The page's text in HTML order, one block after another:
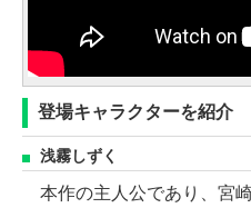
登場キャラクターを紹介
浅霧しずく
本作の主人公であり、宮